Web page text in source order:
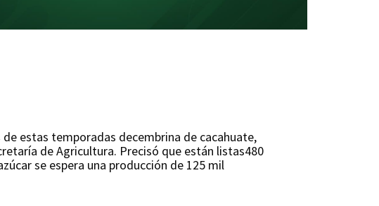
estas temporadas decembrina de cacahuate,
de Agricultura. Precisó que están listas480
se espera una producción de 125 mil